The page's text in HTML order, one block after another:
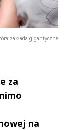
zakłada gigantyczne
za
na